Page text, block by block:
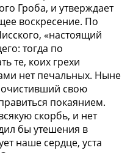
Гроба, и утверждает
воскресение. По
«настоящий
тогда по
те, коих грехи
нет печальных. Ныне
очистивший свою
покаянием.
скорбь, и нет
бы утешения в
наше сердце, уста